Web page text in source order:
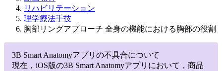
リハビリテーション
理学療法手技
胸部リングアプローチ 全身の機能における胸部の役割
3B Smart Anatomyアプリの不具合について
現在，iOS版の3B Smart Anatomyアプリにおいて，商品